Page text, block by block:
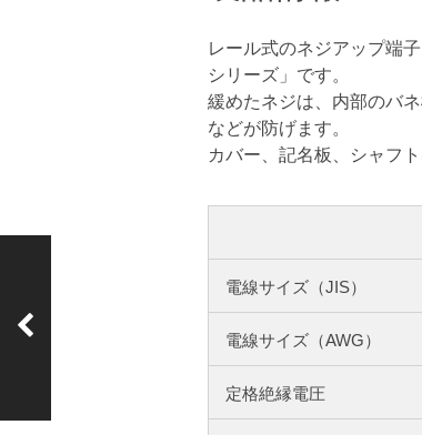
レール式のネジアップ端
シリーズ」です。
緩めたネジは、内部のバ
などが防げます。
カバー、記名板、シャフ
電線サイズ（JIS）
電線サイズ（AWG）
定格絶縁電圧